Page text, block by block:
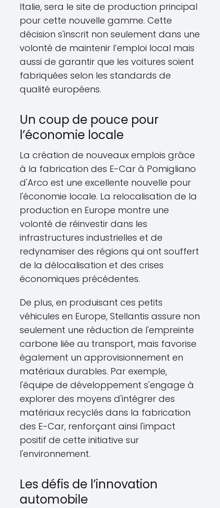
Italie, sera le site de production principal
pour cette nouvelle gamme. Cette
décision s'inscrit non seulement dans une
volonté de maintenir l’emploi local mais
aussi de garantir que les voitures soient
fabriquées selon les standards de
qualité européens.
Un coup de pouce pour
l’économie locale
La création de nouveaux emplois grâce
à la fabrication des E-Car à Pomigliano
d'Arco est une excellente nouvelle pour
l'économie locale. La relocalisation de la
production en Europe montre une
volonté de réinvestir dans les
infrastructures industrielles et de
redynamiser des régions qui ont souffert
de la délocalisation et des crises
économiques précédentes.
De plus, en produisant ces petits
véhicules en Europe, Stellantis assure non
seulement une réduction de l'empreinte
carbone liée au transport, mais favorise
également un approvisionnement en
matériaux durables. Par exemple,
l'équipe de développement s'engage à
explorer des moyens d'intégrer des
matériaux recyclés dans la fabrication
des E-Car, renforçant ainsi l'impact
positif de cette initiative sur
l'environnement.
Les défis de l’innovation
automobile